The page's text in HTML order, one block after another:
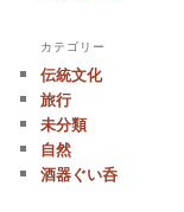
カテゴリー
伝統文化
旅行
未分類
自然
酒器ぐい呑